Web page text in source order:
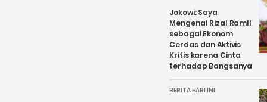
Jokowi: Saya
Mengenal Rizal Ramli
sebagai Ekonom
Cerdas dan Aktivis
Kritis karena Cinta
terhadap Bangsanya
BERITA HARI INI